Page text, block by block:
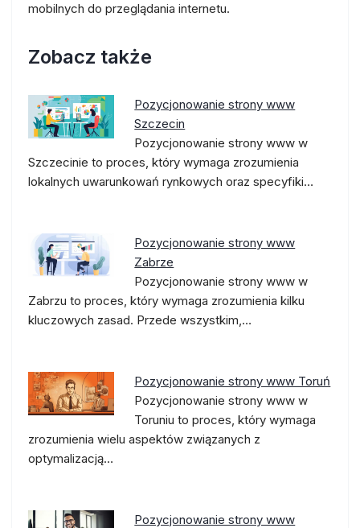
mobilnych do przeglądania internetu.
Zobacz także
Pozycjonowanie strony www
Szczecin
Pozycjonowanie strony www w
Szczecinie to proces, który wymaga zrozumienia
lokalnych uwarunkowań rynkowych oraz specyfiki…
Pozycjonowanie strony www
Zabrze
Pozycjonowanie strony www w
Zabrzu to proces, który wymaga zrozumienia kilku
kluczowych zasad. Przede wszystkim,…
Pozycjonowanie strony www Toruń
Pozycjonowanie strony www w
Toruniu to proces, który wymaga
zrozumienia wielu aspektów związanych z
optymalizacją…
Pozycjonowanie strony www